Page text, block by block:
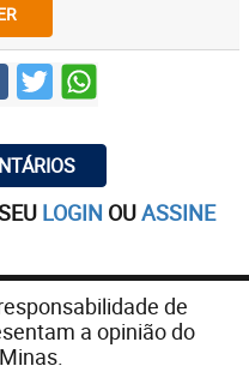
LOGIN OUASSINE
de
a opinião do